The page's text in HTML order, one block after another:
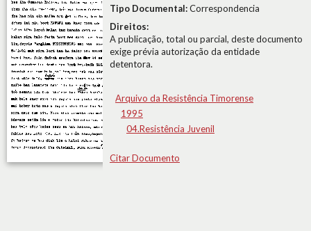
Tipo Documental:Correspondencia
Direitos:
A publicação, total ou parcial, deste documento
exige prévia autorização da entidade
detentora.
Arquivo da Resistência Timorense
1995
04.Resistência Juvenil
Citar Documento